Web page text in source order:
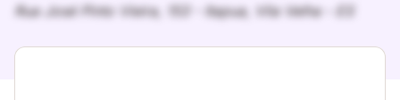
Rua José Pinto Vieira, 153 - Itapua, Vila Velha - ES